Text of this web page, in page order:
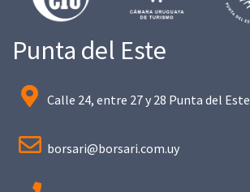
Punta del Este
Calle 24, entre 27 y 28 Punta del Este
borsari@borsari.com.uy